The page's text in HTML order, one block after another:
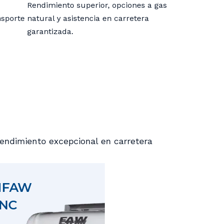
Rendimiento superior, opciones a gas
natural y asistencia en carretera
garantizada.
excepcional en carretera